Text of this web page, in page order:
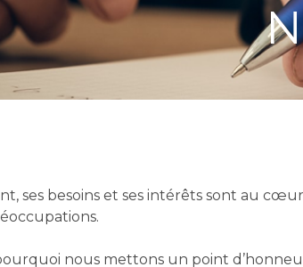
ses besoins et ses intérêts sont au
nous mettons un point